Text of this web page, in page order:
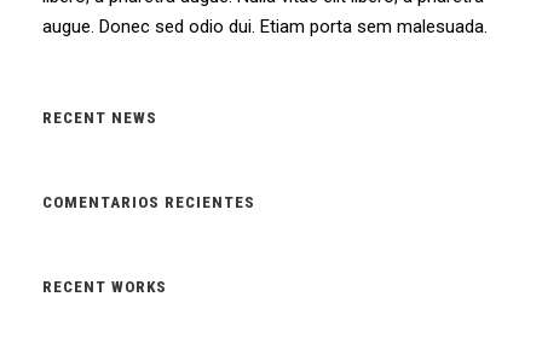
augue. Donec sed odio dui. Etiam porta sem malesuada.
RECENT NEWS
COMENTARIOS RECIENTES
RECENT WORKS